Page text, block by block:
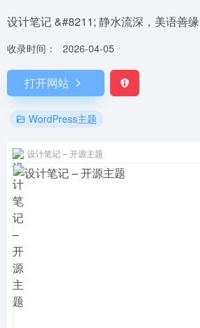
设计笔记 &#8211; 静水流深，美语善缘
收录时间： 2026-04-05
打开网站
WordPress主题
设计笔记 – 开源主题